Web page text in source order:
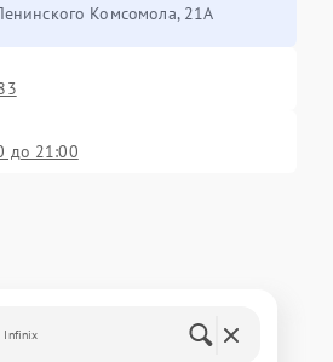
Комсомола, 21А
до 21:00
Infinix